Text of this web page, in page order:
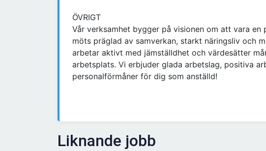
ÖVRIGT
Vår verksamhet bygger på visionen om att vara
möts präglad av samverkan, starkt näringsliv och
arbetar aktivt med jämställdhet och värdesätter
arbetsplats. Vi erbjuder glada arbetslag, positiva
personalförmåner för dig som anställd!
Liknande jobb